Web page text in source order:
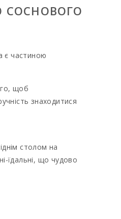
СОСНОВОГО
є частиною
щоб
знаходитися
столом на
їдальні, що чудово